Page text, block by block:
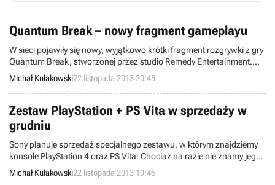
Quantum Break – nowy fragment gameplayu
W sieci pojawiły się nowy, wyjątkowo krótki fragment rozgrywki z gry
Quantum Break, stworzonej przez studio Remedy Entertainment.
Microsoft zapowiada przy tym, że na początku grudnia, podczas
wręczenia nagród Spike VGX możemy poznać kolejne informacje o
projekcie.
Michał Kułakowski22 listopada 2013 20:45
Zestaw PlayStation + PS Vita w sprzedaży w
grudniu
Sony planuje sprzedaż specjalnego zestawu, w którym znajdziemy
konsole PlayStation 4 oraz PS Vita. Chociaż na razie nie znamy jego
sugerowanej ceny wiemy, że pojawi się na brytyjskich półkach
sklepowych w grudniu tego roku.
Michał Kułakowski22 listopada 2013 19:46